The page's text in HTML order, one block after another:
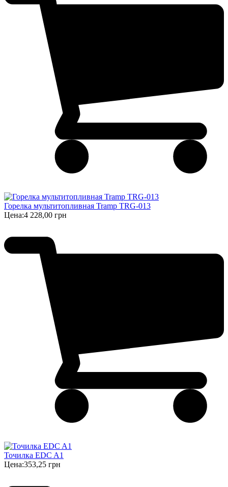
Горелка мультитопливная Tramp TRG-013
Цена:4 228,00 грн
Точилка EDC A1
Цена:353,25 грн